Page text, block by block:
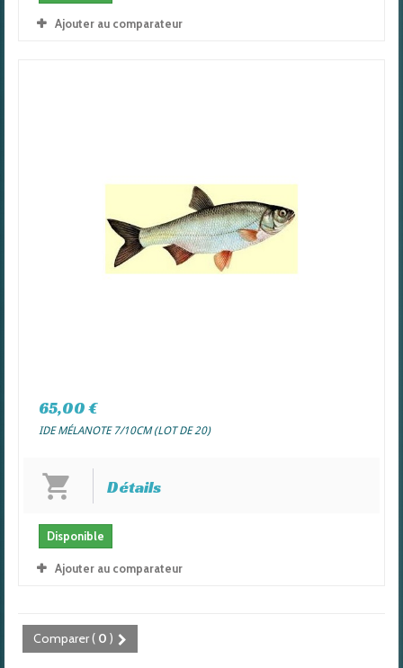
Ajouter au comparateur
65,00 €
IDE MÉLANOTE 7/10CM (LOT DE 20)
Détails
Disponible
Ajouter au comparateur
Comparer ( 0 )